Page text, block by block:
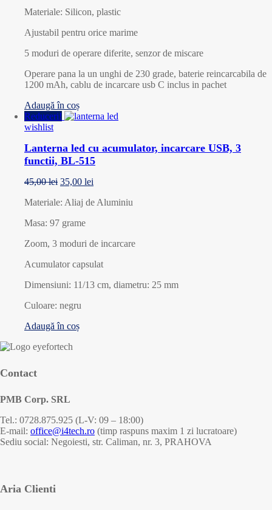
Materiale: Silicon, plastic
Ajustabil pentru orice marime
5 moduri de operare diferite, senzor de miscare
Operare pana la un unghi de 230 grade, baterie reincarcabila de
1200 mAh, cablu de incarcare usb C inclus in pachet
Adaugă în coș
Reduceri!
wishlist
Lanterna led cu acumulator, incarcare USB, 3
functii, BL-515
45,00lei 35,00 lei
Materiale: Aliaj de Aluminiu
Masa: 97 grame
Zoom, 3 moduri de incarcare
Acumulator capsulat
Dimensiuni: 11/13 cm, diametru: 25 mm
Culoare: negru
Adaugă în coș
Contact
PMB Corp. SRL
Tel.: 0728.875.925 (L-V: 09 – 18:00)
E-mail: office@i4tech.ro (timp raspuns maxim 1 zi lucratoare)
Sediu social: Negoiesti, str. Caliman, nr. 3, PRAHOVA
Aria Clienti